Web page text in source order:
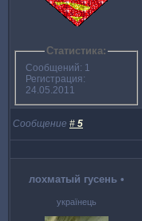
Статистика:
Сообщений: 1
Регистрация:
24.05.2011
Сообщение # 5
лохматый гусень •
українець